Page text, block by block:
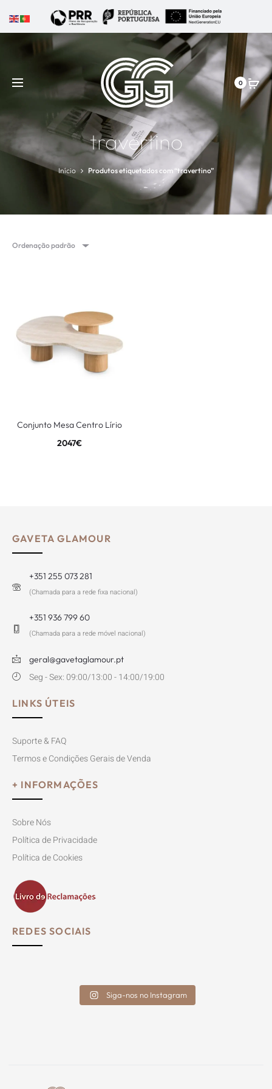
0
travertino
Início Produtos etiquetados com “travertino”
Ordenação padrão
Conjunto Mesa Centro Lírio
2047€
GAVETA GLAMOUR
+351 255 073 281
(Chamada para a rede fixa nacional)
+351 936 799 60
(Chamada para a rede móvel nacional)
geral@gavetaglamour.pt
Seg - Sex: 09:00/13:00 - 14:00/19:00
LINKS ÚTEIS
Suporte & FAQ
Termos e Condições Gerais de Venda
+ INFORMAÇÕES
Sobre Nós
Política de Privacidade
Política de Cookies
REDES SOCIAIS
Siga-nos no Instagram